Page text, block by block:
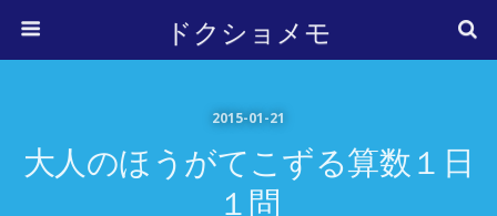
ドクショメモ
2015-01-21
大人のほうがてこずる算数１日
１問